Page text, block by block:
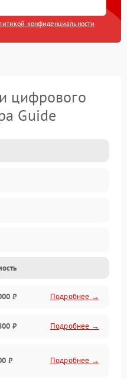
конфиденциальности
цифрового
Guide
₽ Подробнее →
₽ Подробнее →
₽ Подробнее →